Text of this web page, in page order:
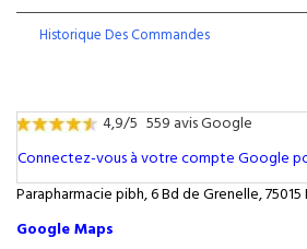
Historique Des Commandes
4,9/5 559 avis Google
Connectez-vous à votre compte Google
Parapharmacie pibh, 6 Bd de Grenelle, 75015
Google Maps